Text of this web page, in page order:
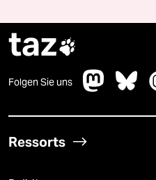
taz
Folgen Sie uns
Ressorts